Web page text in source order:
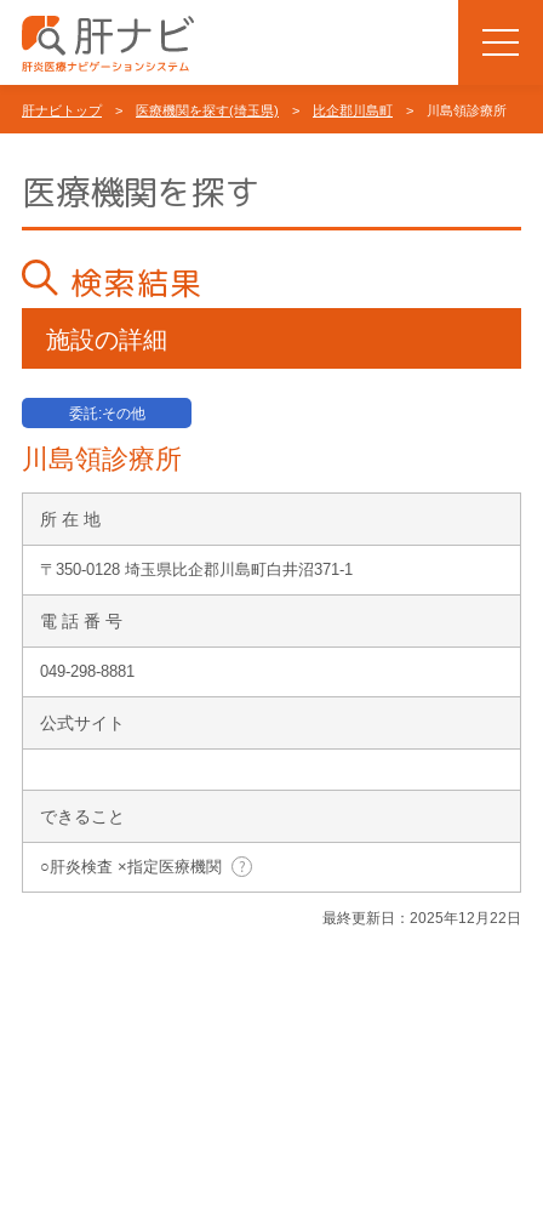
肝ナビトップ> 医療機関を探す(埼玉県) > 比企郡川島町 > 川島領診療所
医療機関を探す
検索結果
施設の詳細
委託:その他
川島領診療所
所 在 地
〒350-0128 埼玉県比企郡川島町白井沼371-1
電 話 番 号
049-298-8881
公式サイト
できること
○肝炎検査 ×指定医療機関
最終更新日：2025年12月22日